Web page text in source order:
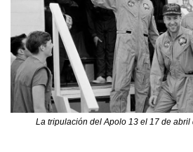
La tripulación del Apolo 13 el 17 de abril